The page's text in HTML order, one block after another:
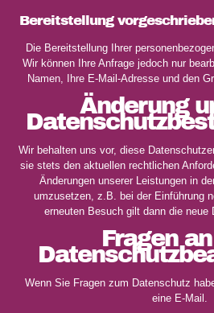
Bereitstellung
Die Bereitstellung Ihrer
Wir können Ihre Anfrage jedoch nur
Namen, Ihre E-Mail-Adresse und den
Änderung
Wir behalten uns vor, diese
sie stets den aktuellen rechtlichen
Änderungen unserer Leistungen in
umzusetzen, z.B. bei der Einführung
erneuten Besuch gilt dann die neue
Fragen
Wenn Sie Fragen zum Datenschutz
eine E-Mail.